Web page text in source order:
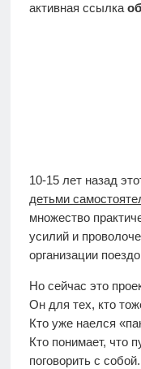
активная ссылка
10-15 лет назад
детьми
множество
усилий и
организации
Но сейчас это
Он для тех, кто
Кто уже наелся
Кто понимает, что
поговорить с собой.